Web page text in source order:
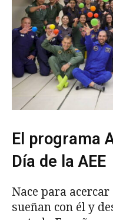
El programa
Día de la AEE
Nace para
sueñan con él y